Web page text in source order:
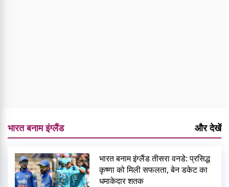
भारत बनाम इंग्लैंड और देखें
भारत बनाम इंग्लैंड तीसरा वनडे: प्रसिद्ध
कृष्णा को मिली सफलता, बेन डकेट का
धमाकेदार शतक